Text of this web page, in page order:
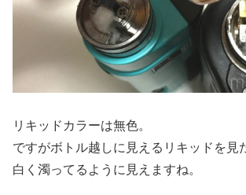
リキッドカラーは無色。
ですがボトル越しに見えるリキッドを見
白く濁ってるように見えますね。